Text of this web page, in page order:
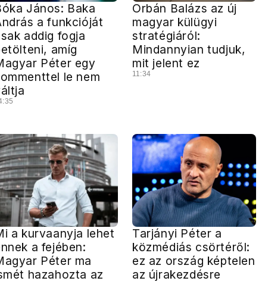
János: Baka
a funkcióját
addig fogja
amíg
Péter egy
le nem
Orbán Balázs az új
magyar külügyi
stratégiáról:
Mindannyian tudjuk,
mit jelent ez
11:34
a kurvaanyja lehet
a fejében:
Péter ma
hazahozta az
Tarjányi Péter a
közmédiás csörtéről:
ez az ország képtelen
az újrakezdésre